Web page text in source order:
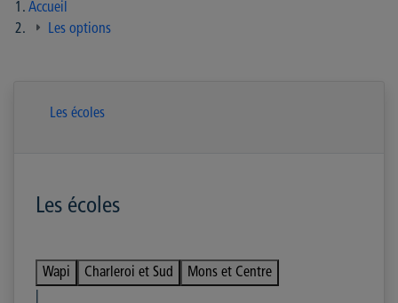
Accueil
Les options
Les écoles
Les écoles
Wapi Charleroi et Sud
Mons et Centre